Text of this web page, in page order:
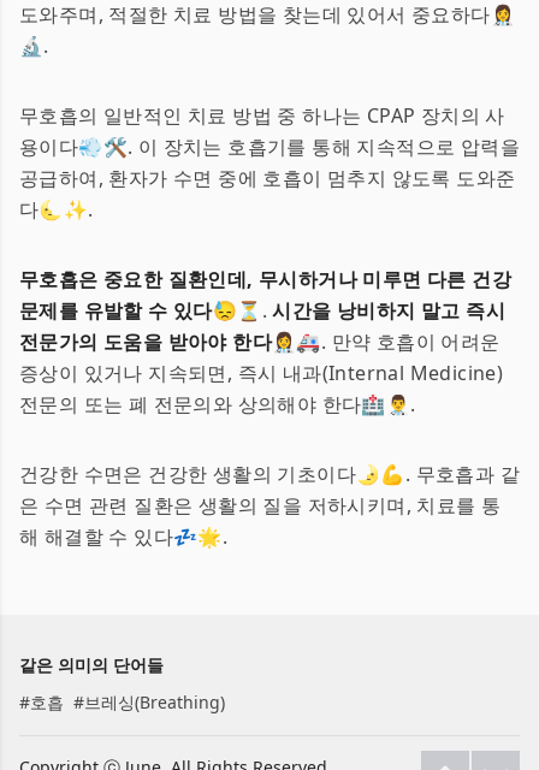
도와주며, 적절한 치료 방법을 찾는데 있어서 중요하다👩‍⚕️
🔬.
무호흡의 일반적인 치료 방법 중 하나는 CPAP 장치의 사
용이다💨🛠️. 이 장치는 호흡기를 통해 지속적으로 압력을
공급하여, 환자가 수면 중에 호흡이 멈추지 않도록 도와준
다🌜✨.
무호흡은 중요한 질환인데, 무시하거나 미루면 다른 건강
문제를 유발할 수 있다😓⏳.시간을 낭비하지 말고 즉시
전문가의 도움을 받아야 한다👩‍⚕️🚑. 만약 호흡이 어려운
증상이 있거나 지속되면, 즉시 내과(Internal Medicine)
전문의 또는 폐 전문의와 상의해야 한다🏥👨‍⚕️.
건강한 수면은 건강한 생활의 기초이다🌛💪. 무호흡과 같
은 수면 관련 질환은 생활의 질을 저하시키며, 치료를 통
해 해결할 수 있다💤🌟.
같은 의미의 단어들
#호흡 #브레싱(Breathing)